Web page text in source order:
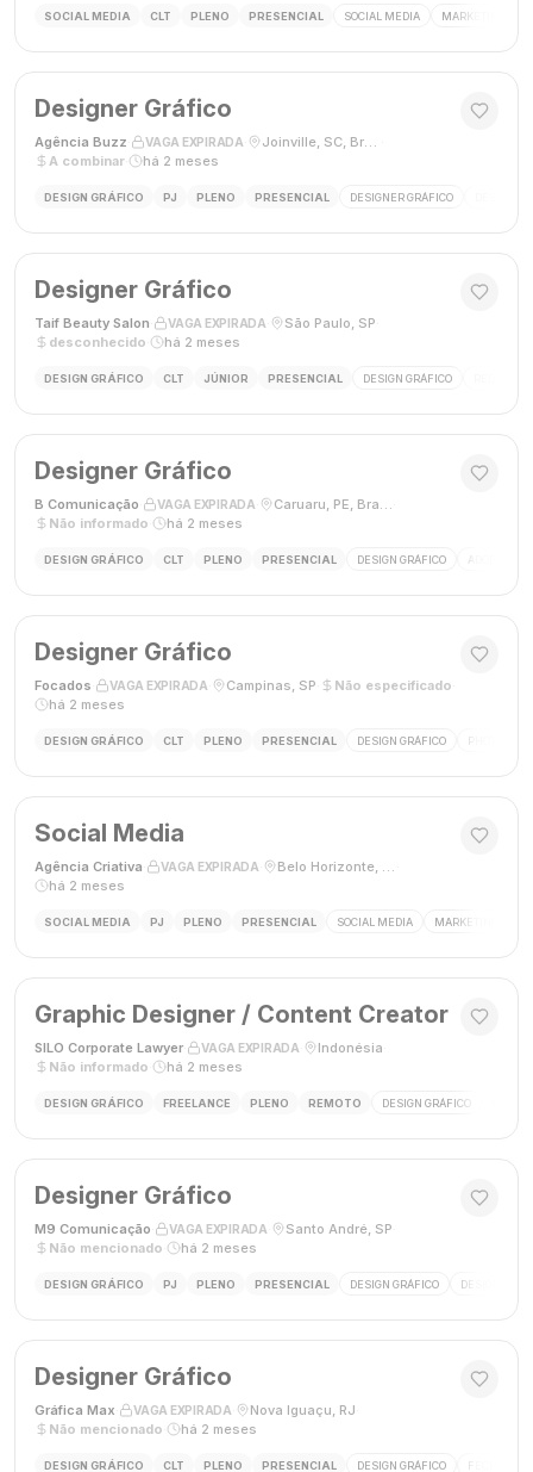
SOCIAL MEDIA CLT PLENO PRESENCIAL SOCIAL MEDIA MARKETING
Designer Gráfico
Agência Buzz VAGA EXPIRADA Joinville, SC, Brasil
A combinar
há 2 meses
DESIGN GRÁFICO PJ PLENO PRESENCIAL DESIGNER GRÁFICO
Designer Gráfico
Taif Beauty Salon VAGA EXPIRADA São Paulo, SP
desconhecido
há 2 meses
DESIGN GRÁFICO CLT JÚNIOR PRESENCIAL DESIGN GRÁFICO
Designer Gráfico
B Comunicação VAGA EXPIRADA Caruaru, PE, Brasil
Não informado
há 2 meses
DESIGN GRÁFICO CLT PLENO PRESENCIAL DESIGN GRÁFICO ADOBE
Designer Gráfico
Focados VAGA EXPIRADA Campinas, SP Não especificado
há 2 meses
DESIGN GRÁFICO CLT PLENO PRESENCIAL DESIGN GRÁFICO PHOTOSHOP
Social Media
Agência Criativa VAGA EXPIRADA Belo Horizonte, Brasil
há 2 meses
SOCIAL MEDIA PJ PLENO PRESENCIAL SOCIAL MEDIA MARKETING
Graphic Designer / Content Creator
SILO Corporate Lawyer VAGA EXPIRADA Indonésia
Não informado
há 2 meses
DESIGN GRÁFICO FREELANCE PLENO REMOTO DESIGN GRÁFICO
Designer Gráfico
M9 Comunicação VAGA EXPIRADA Santo André, SP
Não mencionado
há 2 meses
DESIGN GRÁFICO PJ PLENO PRESENCIAL DESIGN GRÁFICO DESIGNER
Designer Gráfico
Gráfica Max VAGA EXPIRADA Nova Iguaçu, RJ
Não mencionado
há 2 meses
DESIGN GRÁFICO CLT PLENO PRESENCIAL DESIGN GRÁFICO